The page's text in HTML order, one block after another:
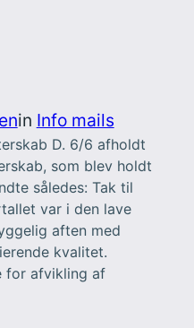
in Info mails
D. 6/6 afholdt
som blev holdt
således: Tak til
var i den lave
aften med
kvalitet.
for afvikling af